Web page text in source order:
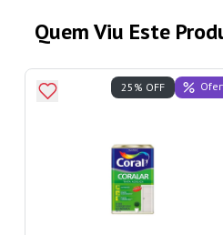
Quem Viu Este
25% OFF